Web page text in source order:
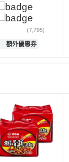
(7,795)
額外優惠券